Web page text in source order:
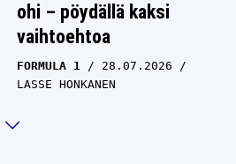
ohi – pöydällä kaksi
vaihtoehtoa
FORMULA 1
28.07.2026
LASSE HONKANEN
Valtteri Bottas paljasti –